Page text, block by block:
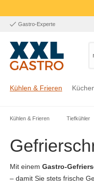
Gastro-Experte
Kühlen & Frieren
Kühlen & Frieren Tiefkühler
Mit einem Gastro-
– damit Sie stets frische